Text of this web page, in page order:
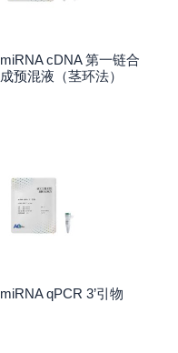
miRNA cDNA 第一链合
成预混液（茎环法）
miRNA qPCR 3’引物